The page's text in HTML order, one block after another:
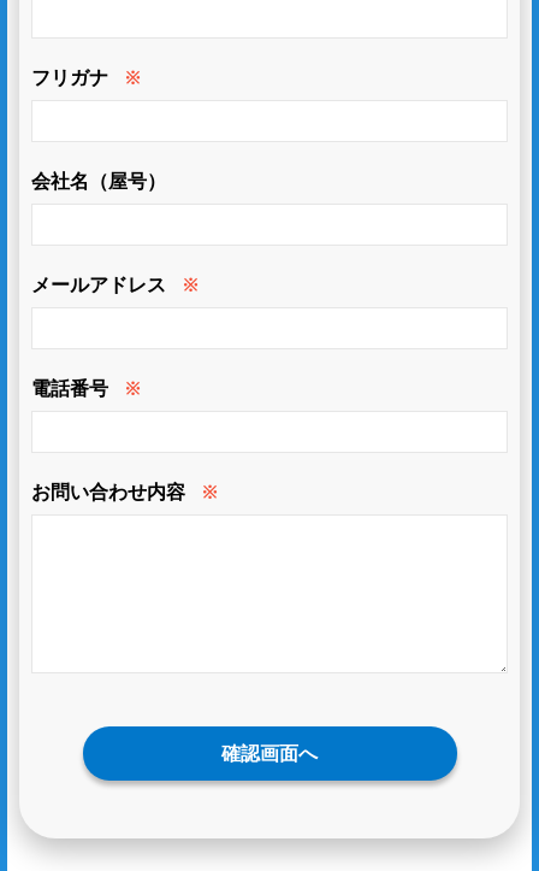
フリガナ ※
会社名（屋号）
メールアドレス ※
電話番号 ※
お問い合わせ内容 ※